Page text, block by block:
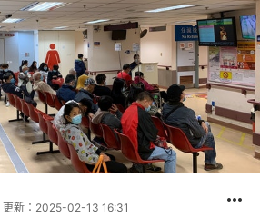
更新： 2025-02-13 16:31